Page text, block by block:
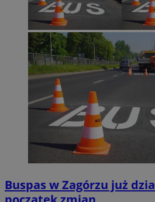
Buspas w Zagórzu już